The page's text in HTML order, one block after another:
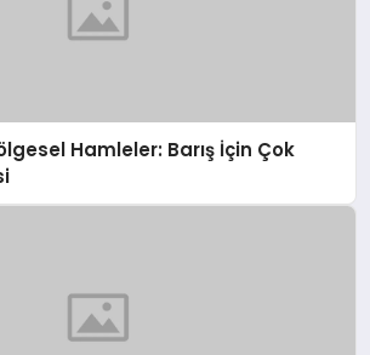
Hamleler: Barış İçin Çok